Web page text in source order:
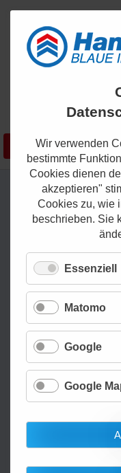
Wir verwenden
bestimmte
Cookies dienen
akzeptieren"
Cookies zu, wie
beschrieben. Sie
Essenziell
Matomo
Google
Google
SHOP